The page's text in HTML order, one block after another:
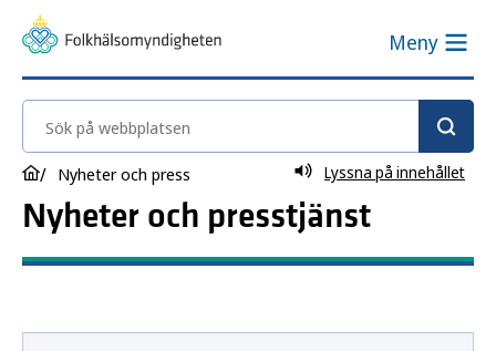
Meny
Sök på webbplatsen
Nyheter och press Lyssna på innehållet
Nyheter och presstjänst